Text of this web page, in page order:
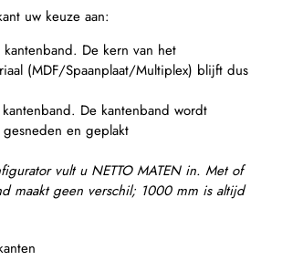
uw keuze aan:
De kern van het
(MDF/Spaanplaat/Multiplex) blijft dus
De kantenband wordt
gesneden en geplakt
vult u NETTO MATEN in. Met of
maakt geen verschil; 1000 mm is altijd